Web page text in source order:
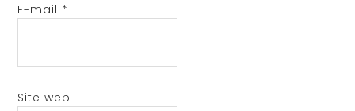
E-mail *
Site web